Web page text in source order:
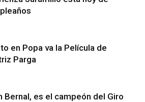
en Popa va la Película de
Parga
Bernal, es el campeón del Giro